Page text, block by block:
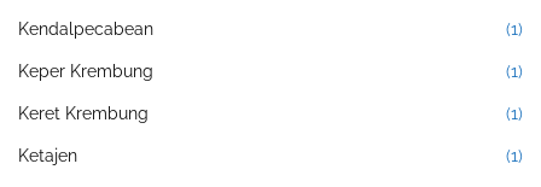
Kendalpecabean (1)
Keper Krembung (1)
Keret Krembung (1)
Ketajen (1)